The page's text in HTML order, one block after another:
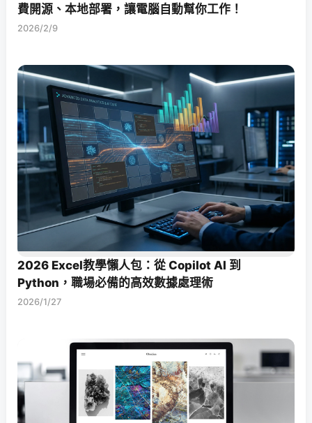
費開源、本地部署，讓電腦自動幫你工作！
2026/2/9
2026 Excel教學懶人包：從 Copilot AI 到
Python，職場必備的高效數據處理術
2026/1/27